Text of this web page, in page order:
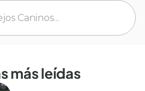
más leídas